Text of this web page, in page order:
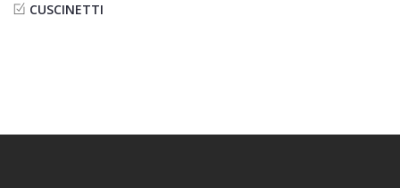
CUSCINETTI